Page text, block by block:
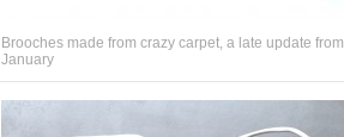
Brooches made from crazy carpet, a late update from
January